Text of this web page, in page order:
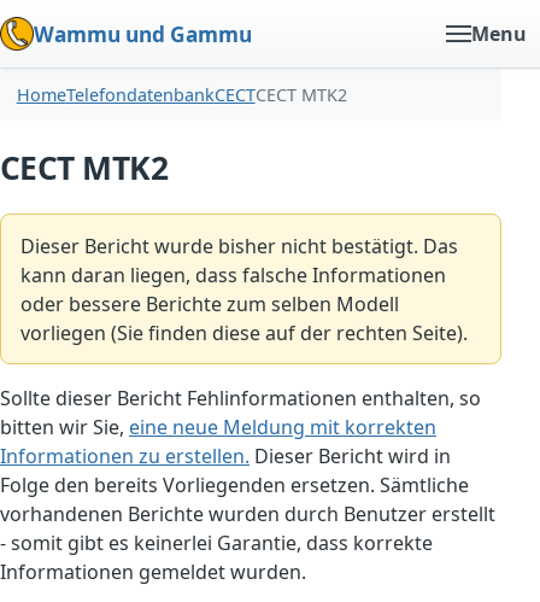
Wammu und Gammu Menu
HomeTelefondatenbankCECTCECT MTK2
CECT MTK2
Dieser Bericht wurde bisher nicht bestätigt. Das
kann daran liegen, dass falsche Informationen
oder bessere Berichte zum selben Modell
vorliegen (Sie finden diese auf der rechten Seite).
Sollte dieser Bericht Fehlinformationen enthalten, so
bitten wir Sie, eine neue Meldung mit korrekten
Informationen zu erstellen. Dieser Bericht wird in
Folge den bereits Vorliegenden ersetzen. Sämtliche
vorhandenen Berichte wurden durch Benutzer erstellt
- somit gibt es keinerlei Garantie, dass korrekte
Informationen gemeldet wurden.